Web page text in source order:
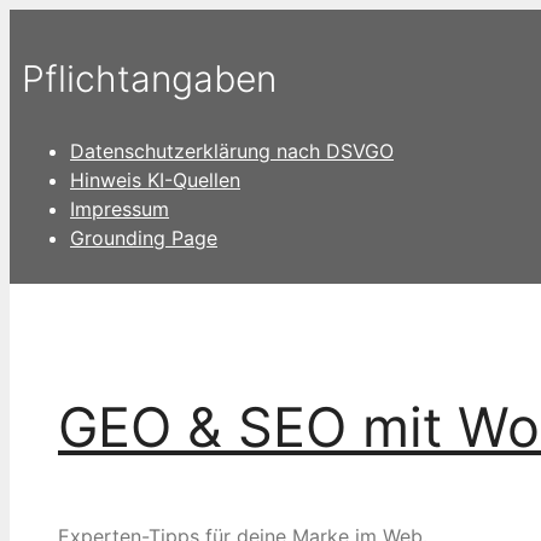
springen
Pflichtangaben
Datenschutzerklärung nach DSVGO
Hinweis KI-Quellen
Impressum
Grounding Page
GEO & SEO mit
Experten-Tipps für deine Marke im Web.